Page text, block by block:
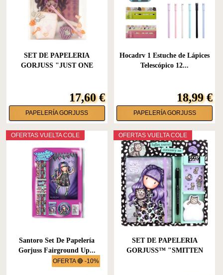
SET DE PAPELERIA
GORJUSS "JUST ONE
17,60 €
PAPELERÍA GORJUSS
Hocadrv 1 Estuche de Lápices
Telescópico 12...
18,99 €
PAPELERÍA GORJUSS
OFERTA 🔴 -10%
OFERTAS VUELTA COLE
Santoro Set De Papelería
Gorjuss Fairground Up...
OFERTAS VUELTA COLE
SET DE PAPELERIA
GORJUSS™ "SMITTEN